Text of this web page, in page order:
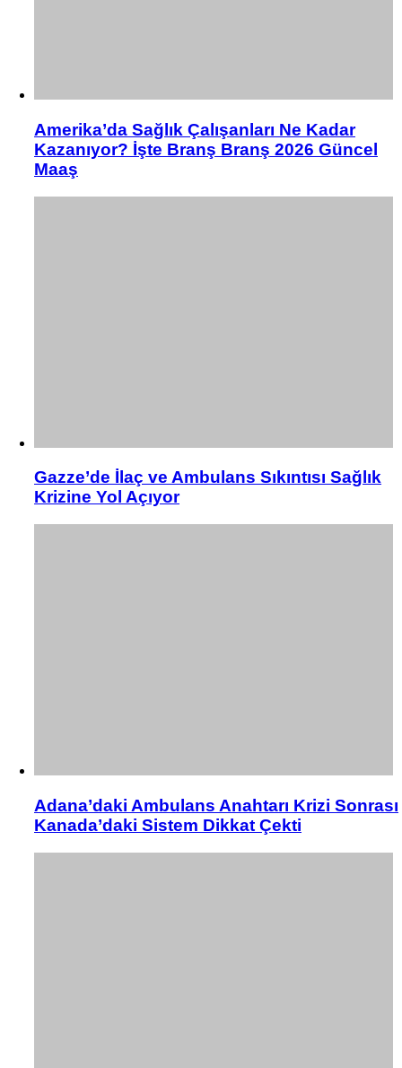
Amerika’da Sağlık Çalışanları Ne Kadar
Kazanıyor? İşte Branş Branş 2026 Güncel
Maaş
Gazze’de İlaç ve Ambulans Sıkıntısı Sağlık
Krizine Yol Açıyor
Adana’daki Ambulans Anahtarı Krizi Sonrası
Kanada’daki Sistem Dikkat Çekti